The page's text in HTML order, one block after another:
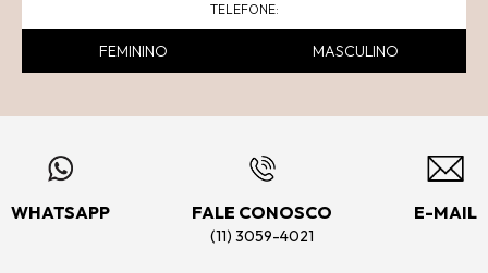
FEMININO MASCULINO
WHATSAPP FALE CONOSCO
(11) 3059-4021
E-MAIL